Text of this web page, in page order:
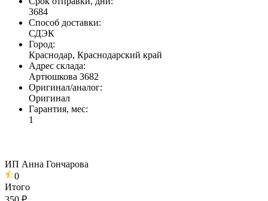
3684
Способ доставки:
СДЭК
Город:
Краснодар, Краснодарский край
Адрес склада:
Артюшкова 3682
Оригинал/аналог:
Оригинал
Гарантия, мес:
1
ИП Анна Гончарова
0
Итого